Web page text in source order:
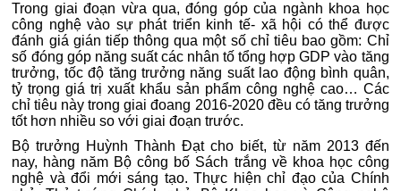
Trong giai đoạn vừa qua, đóng góp của ngành khoa học
công nghệ vào sự phát triển kinh tế- xã hội có thể được
đánh giá gián tiếp thông qua một số chỉ tiêu bao gồm: Chỉ
số đóng góp năng suất các nhân tố tổng hợp GDP vào tăng
trưởng, tốc độ tăng trưởng năng suất lao động bình quân,
tỷ trọng giá trị xuất khẩu sản phẩm công nghệ cao… Các
chỉ tiêu này trong giai đoang 2016-2020 đều có tăng trưởng
tốt hơn nhiều so với giai đoạn trước.
Bộ trưởng Huỳnh Thành Đạt cho biết, từ năm 2013 đến
nay, hàng năm Bộ công bố Sách trắng về khoa học công
nghệ và đổi mới sáng tạo. Thực hiện chỉ đạo của Chính